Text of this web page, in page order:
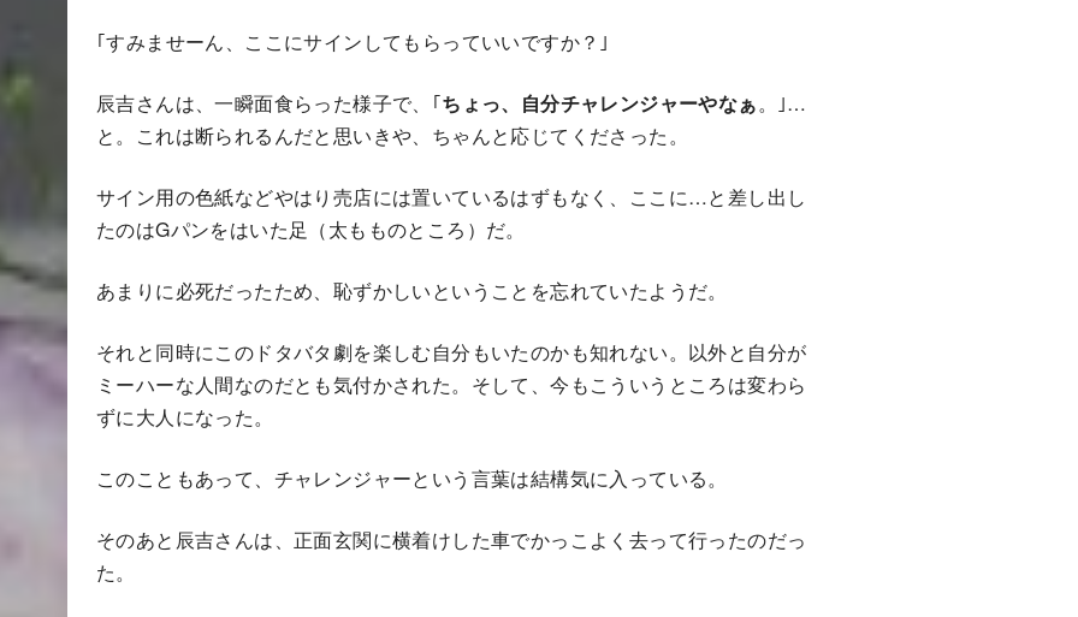
｢すみませーん、ここにサインしてもらっていいですか？｣
辰吉さんは、一瞬面食らった様子で、｢ちょっ、自分チャレンジャーやなぁ。｣…
と。これは断られるんだと思いきや、ちゃんと応じてくださった。
サイン用の色紙などやはり売店には置いているはずもなく、ここに…と差し出し
たのはGパンをはいた足（太もものところ）だ。
あまりに必死だったため、恥ずかしいということを忘れていたようだ。
それと同時にこのドタバタ劇を楽しむ自分もいたのかも知れない。以外と自分が
ミーハーな人間なのだとも気付かされた。そして、今もこういうところは変わら
ずに大人になった。
このこともあって、チャレンジャーという言葉は結構気に入っている。
そのあと辰吉さんは、正面玄関に横着けした車でかっこよく去って行ったのだっ
た。